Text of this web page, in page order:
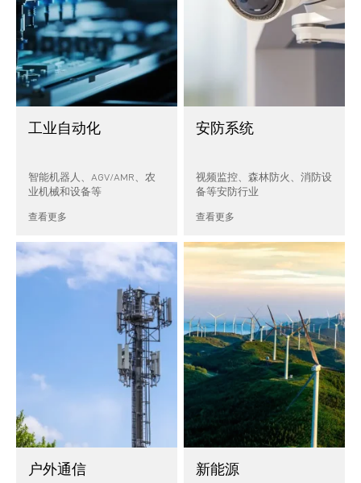
工业自动化
智能机器人、AGV/AMR、农
业机械和设备等
查看更多
安防系统
视频监控、森林防火、消防设
备等安防行业
查看更多
户外通信 新能源